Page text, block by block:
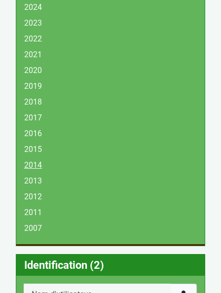
2024
2023
2022
2021
2020
2019
2018
2017
2016
2015
2014
2013
2012
2011
2007
Identification (2)
Nom d'utilisateur